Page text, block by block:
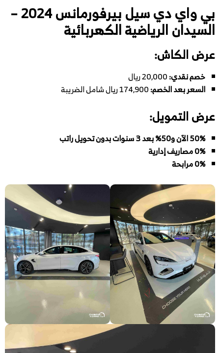
بي واي دي سيل بيرفورمانس 2024 –
السيدان الرياضية الكهربائية
عرض الكاش:
خصم نقدي:
السعر بعد الخصم:
عرض التمويل:
50% الآن و50% بعد 3 سنوات بدون تحويل راتب
0% مصاريف إدارية
0% مرابحة